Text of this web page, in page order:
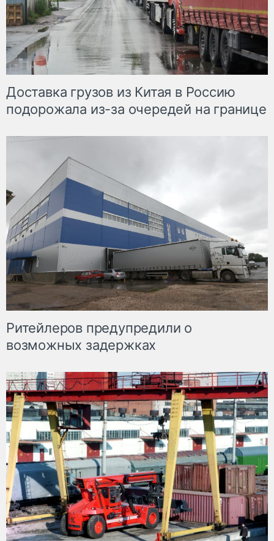
Доставка грузов из Китая в Россию
подорожала из-за очередей на границе
Ритейлеров предупредили о
возможных задержках